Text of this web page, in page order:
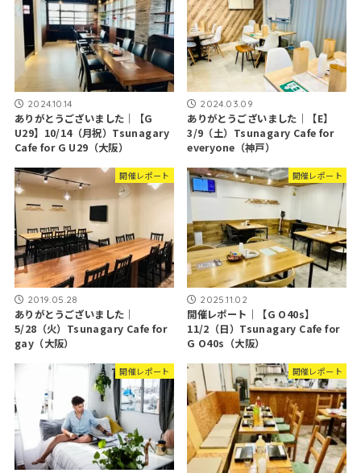
2024.10.14
ありがとうございました｜【G
U29】10/14（月祝）Tsunagary
Cafe for G U29（大阪）
2024.03.09
ありがとうございました｜【E】
3/9（土）Tsunagary Cafe for
everyone（神戸）
開催レポート
2019.05.28
ありがとうございました｜
5/28（火）Tsunagary Cafe for
gay（大阪）
開催レポート
2025.11.02
開催レポート｜【G O40s】
11/2（日）Tsunagary Cafe for
G O40s（大阪）
開催レポート 開催レポート